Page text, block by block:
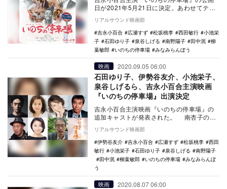
日が2021年5月21日に決定。あわせてティ
ザービジュアルが公開された。 本作は、
…
リアルサウンド映画部
吉永小百合
広瀬すず 松坂桃李 西田敏行
小池栄
子
石田ゆり子 泉谷しげる 南野陽子 田中泯
柳
葉敏郎
いのちの停車場 みなみらんぼう
映画 2020.09.05 06:00
石田ゆり子、伊勢谷友介、小池栄子、
泉谷しげるら、吉永小百合主演映画
『いのちの停車場』出演決定
吉永小百合主演映画『いのちの停車場』の
追加キャストが発表された。 南杏子の同
名小説を映画化する本作は、今の日本の長
寿社会にお…
リアルサウンド映画部
伊勢谷友介
吉永小百合 広瀬すず 松坂桃李
西田
敏行
小池栄子 石田ゆり子 泉谷しげる
南野陽子
田中泯
柳葉敏郎 いのちの停車場
みなみらんぼ
う
映画 2020.08.07 06:00